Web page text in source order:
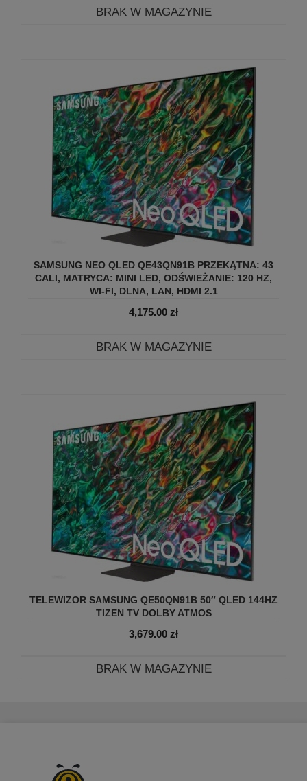
BRAK W MAGAZYNIE
SAMSUNG NEO QLED QE43QN91B PRZEKĄTNA: 43
CALI, MATRYCA: MINI LED, ODŚWIEŻANIE: 120 HZ,
WI-FI, DLNA, LAN, HDMI 2.1
4,175.00 zł
BRAK W MAGAZYNIE
TELEWIZOR SAMSUNG QE50QN91B 50″ QLED 144HZ
TIZEN TV DOLBY ATMOS
3,679.00 zł
BRAK W MAGAZYNIE